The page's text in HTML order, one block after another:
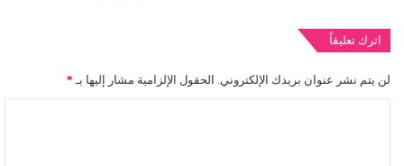
اترك تعليقاً
لن يتم نشر عنوان بريدك الإلكتروني. الحقول الإلزامية مشار إليها بـ *